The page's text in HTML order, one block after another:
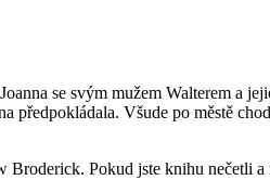
se svým mužem Walterem a
předpokládala. Všude po městě
Pokud jste knihu nečetli a